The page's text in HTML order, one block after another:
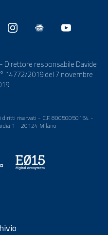
Direttore responsabile Davide
14772/2019 del 7 novembre
diritti riservati - C.F. 80050050154 -
1 - 20124 Milano